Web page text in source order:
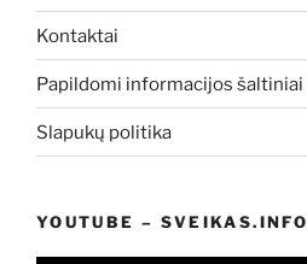
Kontaktai
Papildomi informacijos šaltiniai
Slapukų politika
YOUTUBE – SVEIKAS.INFO